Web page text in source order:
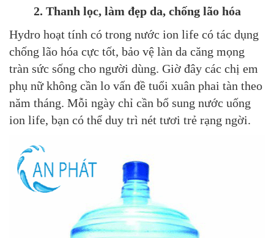
2. Thanh lọc, làm đẹp da, chống lão hóa
Hydro hoạt tính có trong nước ion life có tác dụng
chống lão hóa cực tốt, bảo vệ làn da căng mọng
tràn sức sống cho người dùng. Giờ đây các chị em
phụ nữ không cần lo vấn đề tuổi xuân phai tàn theo
năm tháng. Mỗi ngày chỉ cần bổ sung nước uống
ion life, bạn có thể duy trì nét tươi trẻ rạng ngời.